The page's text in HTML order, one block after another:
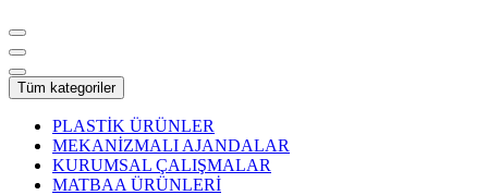
Tüm kategoriler
PLASTİK ÜRÜNLER
MEKANİZMALI AJANDALAR
KURUMSAL ÇALIŞMALAR
MATBAA ÜRÜNLERİ